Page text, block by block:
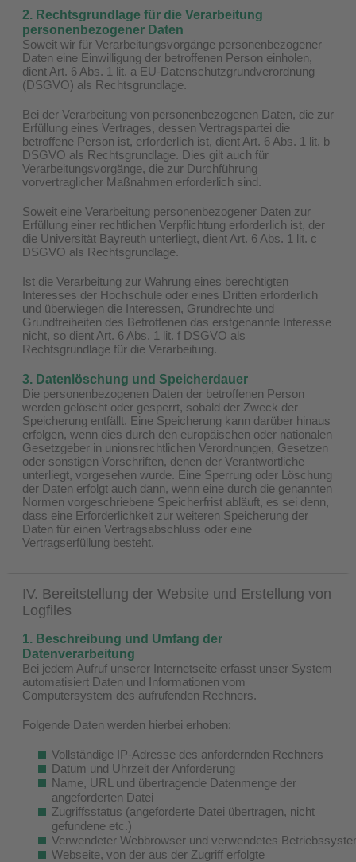
2. Rechtsgrundlage für die Verarbeitung
personenbezogener Daten
Soweit wir für Verarbeitungsvorgänge personenbezogener
Daten eine Einwilligung der betroffenen Person einholen,
dient Art. 6 Abs. 1 lit. a EU-Datenschutzgrundverordnung
(DSGVO) als Rechtsgrundlage.
Bei der Verarbeitung von personenbezogenen Daten, die zur
Erfüllung eines Vertrages, dessen Vertragspartei die
betroffene Person ist, erforderlich ist, dient Art. 6 Abs. 1 lit. b
DSGVO als Rechtsgrundlage. Dies gilt auch für
Verarbeitungsvorgänge, die zur Durchführung
vorvertraglicher Maßnahmen erforderlich sind.
Soweit eine Verarbeitung personenbezogener Daten zur
Erfüllung einer rechtlichen Verpflichtung erforderlich ist, der
die Universität Bayreuth unterliegt, dient Art. 6 Abs. 1 lit. c
DSGVO als Rechtsgrundlage.
Ist die Verarbeitung zur Wahrung eines berechtigten
Interesses der Hochschule oder eines Dritten erforderlich
und überwiegen die Interessen, Grundrechte und
Grundfreiheiten des Betroffenen das erstgenannte Interesse
nicht, so dient Art. 6 Abs. 1 lit. f DSGVO als
Rechtsgrundlage für die Verarbeitung.
3. Datenlöschung und Speicherdauer
Die personenbezogenen Daten der betroffenen Person
werden gelöscht oder gesperrt, sobald der Zweck der
Speicherung entfällt. Eine Speicherung kann darüber hinaus
erfolgen, wenn dies durch den europäischen oder nationalen
Gesetzgeber in unionsrechtlichen Verordnungen, Gesetzen
oder sonstigen Vorschriften, denen der Verantwortliche
unterliegt, vorgesehen wurde. Eine Sperrung oder Löschung
der Daten erfolgt auch dann, wenn eine durch die genannten
Normen vorgeschriebene Speicherfrist abläuft, es sei denn,
dass eine Erforderlichkeit zur weiteren Speicherung der
Daten für einen Vertragsabschluss oder eine
Vertragserfüllung besteht.
IV. Bereitstellung der Website und Erstellung von
Logfiles
1. Beschreibung und Umfang der
Datenverarbeitung
Bei jedem Aufruf unserer Internetseite erfasst unser System
automatisiert Daten und Informationen vom
Computersystem des aufrufenden Rechners.
Folgende Daten werden hierbei erhoben:
Vollständige IP-Adresse des anfordernden Rechners
Datum und Uhrzeit der Anforderung
Name, URL und übertragende Datenmenge der
angeforderten Datei
Zugriffsstatus (angeforderte Datei übertragen, nicht
gefundene etc.)
Verwendeter Webbrowser und verwendetes
Webseite, von der aus der Zugriff erfolgte